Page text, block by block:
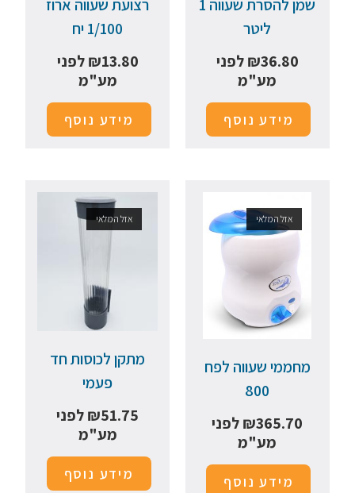
שמן להסרת שעווה 1
ליטר
₪36.80
לפני
מע"מ
מידע נוסף
רצועת שעווה ארוז
1/100 יח
₪13.80
לפני
מע"מ
מידע נוסף
אזל המלאי
מחממי שעווה לפח
800
₪365.70
לפני
מע"מ
מידע נוסף
אזל המלאי
מתקן לכוסות חד
פעמי
₪51.75
לפני
מע"מ
מידע נוסף